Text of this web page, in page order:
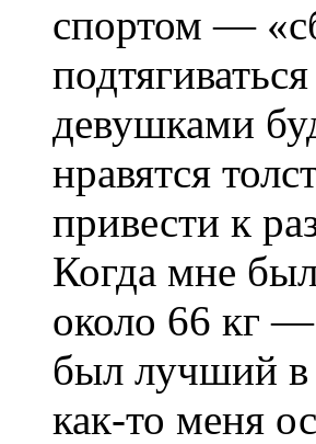
спортом —
девушками
нравятся
привести к
Когда мне
около 66 кг
был лучший в
как-то меня